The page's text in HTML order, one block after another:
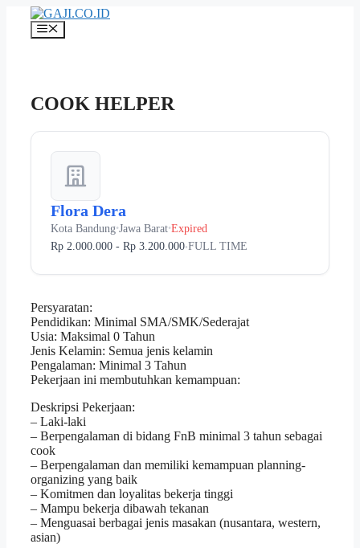
Langsung
Menu
COOK HELPER
Flora Dera
Kota Bandung•Jawa Barat•Expired
Rp 2.000.000 - Rp 3.200.000•FULL TIME
Persyaratan:
Pendidikan: Minimal SMA/SMK/Sederajat
Usia: Maksimal 0 Tahun
Jenis Kelamin: Semua jenis kelamin
Pengalaman: Minimal 3 Tahun
Pekerjaan ini membutuhkan kemampuan:
Deskripsi Pekerjaan:
– Laki-laki
– Berpengalaman di bidang FnB minimal 3 tahun sebagai
cook
– Berpengalaman dan memiliki kemampuan planning-
organizing yang baik
– Komitmen dan loyalitas bekerja tinggi
– Mampu bekerja dibawah tekanan
– Menguasai berbagai jenis masakan (nusantara, western,
asian)